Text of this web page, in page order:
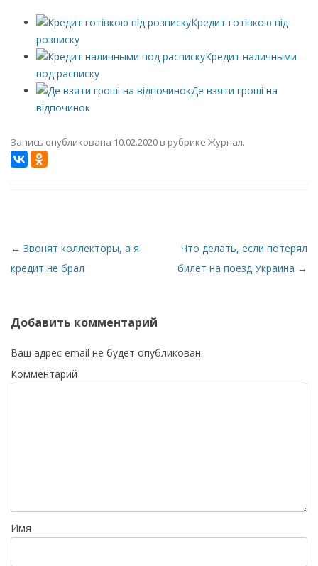
Кредит готівкою під
розписку
Кредит наличными
под расписку
Де взяти гроші на
відпочинок
Запись опубликована 10.02.2020 в рубрике Журнал.
Н
и
г
а
ц
а
п
← Звонят коллекторы, а я
кредит не брал
Что делать, если потерял
билет на поезд Украина →
Добавить комментарий
Ваш адрес email не будет опубликован.
Комментарий
Имя